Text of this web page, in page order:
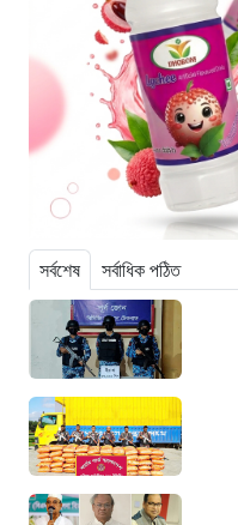
সর্বশেষ
সর্বাধিক পঠিত